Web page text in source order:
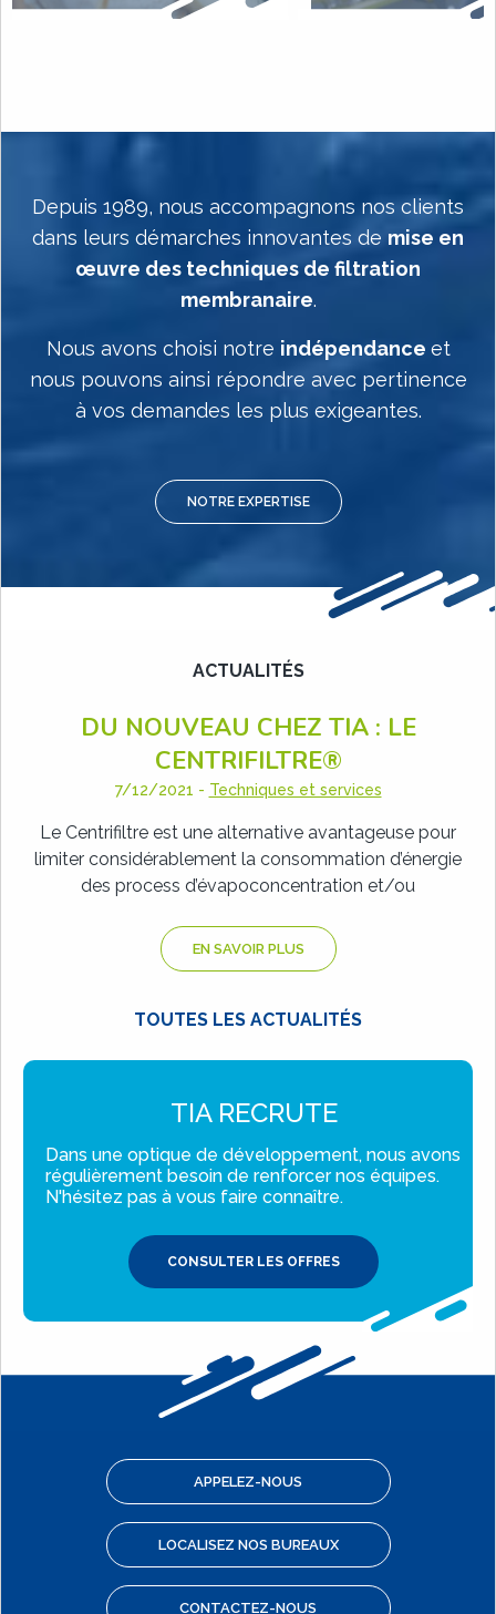
Depuis 1989, nous accompagnons nos clients
dans leurs démarches innovantes de mise en
œuvre des techniques de filtration
membranaire.
Nous avons choisi notre indépendance et
nous pouvons ainsi répondre avec pertinence
à vos demandes les plus exigeantes.
NOTRE EXPERTISE
ACTUALITÉS
DU NOUVEAU CHEZ TIA : LE
CENTRIFILTRE®
7/12/2021 - Techniques et services
Le Centrifiltre est une alternative avantageuse pour
limiter considérablement la consommation d’énergie
des process d’évapoconcentration et/ou
EN SAVOIR PLUS
TOUTES LES ACTUALITÉS
TIA RECRUTE
Dans une optique de développement, nous avons
régulièrement besoin de renforcer nos équipes.
N'hésitez pas à vous faire connaître.
CONSULTER LES OFFRES
APPELEZ-NOUS
LOCALISEZ NOS BUREAUX
CONTACTEZ-NOUS